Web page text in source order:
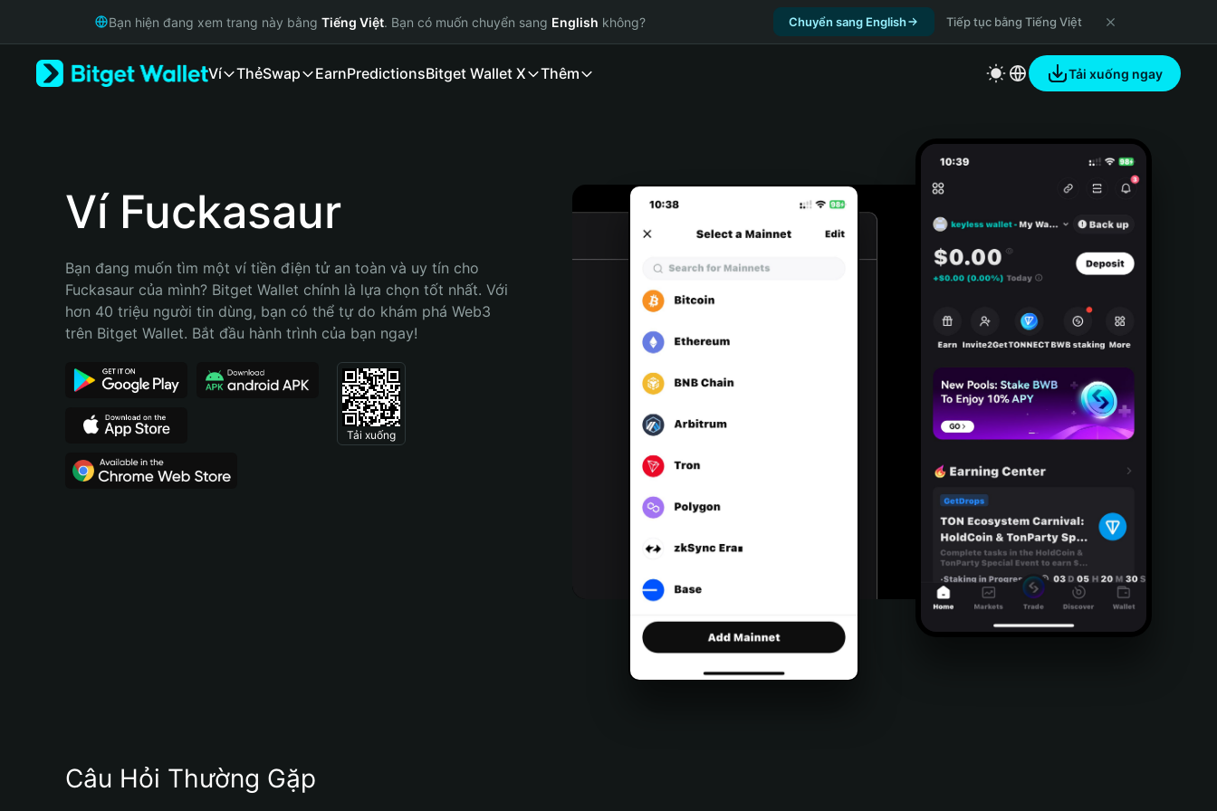
Русский
Bahasa Indonesia
Português (Brasil)
Bạn hiện đang xem trang này bằng Tiếng Việt. Bạn có muốn chuyển sang English không? Chuyển sang English Tiếp tục bằng Tiếng Việt
Ví ThẻSwap EarnPredictionsBitget Wallet X Thêm Tải xuống ngay
Ví Fuckasaur
Bạn đang muốn tìm một ví tiền điện tử an toàn và uy tín cho
Fuckasaur của mình? Bitget Wallet chính là lựa chọn tốt nhất. Với
hơn 40 triệu người tin dùng, bạn có thể tự do khám phá Web3
trên Bitget Wallet. Bắt đầu hành trình của bạn ngay!
Tải xuống
Câu Hỏi Thường Gặp